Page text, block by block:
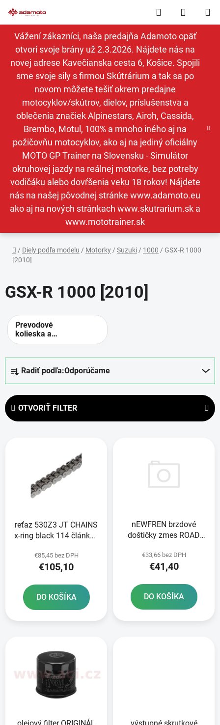
na
obsah
Vážení zákazníci, naša predajňa Adamoto opäť
otvorí svoje brány už 2.3.2026. Nájdete nás na
novej adrese Kavečianska cesta 6, Košice. Spojili
sme svoje sily s firmou Skútrárium a tak sa po
novom môžete tešiť okrem predajne
motocyklov/skútrov, dielov, príslušenstva a
oblečenia značiek Alpinestars, Airoh, Cassida,
Brembo, Motul, 100% a mnoho iného aj na
požičovňu motocyklov, ako aj na jediný oficiálny
MOTO GP Trainer na Slovensku - Simulátor
okruhovej jazdy na reálnej motorke, bez potreby
vodičáku alebo dovŕšenia veku 18 rokov! Nájdete
nás na našej pôvodnej stránke www.adamoto.eu
ako aj na nových stránkach www.skutrarium.sk a
www.mototrainer.sk
Hľadať
KOŠÍK
Domov
/ Diely podľa modelu / Motorky / Suzuki / 1000 / GSX-R 1000
[2010]
GSX-R 1000 [2010]
Prevodové
kolieska a
rozety -
prevody
e
n
Radiť podľa:Odporúčame
OTVORIŤ FILTER
reťaz 530Z3 JT CHAINS
x-ring black 114 článkov
€85,45 bez DPH
€105,10
DO KOŠÍKA
nEWFREN brzdové
doštičky zmes ROAD
ks v balení
€33,66 bez DPH
€41,40
DO KOŠÍKA